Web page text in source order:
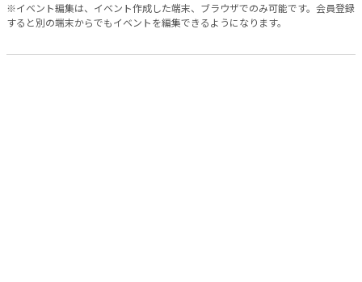
※イベント編集は、イベント作成した端末、ブラウザでのみ可能です。会員登録
すると別の端末からでもイベントを編集できるようになります。